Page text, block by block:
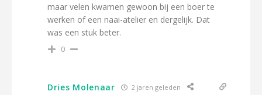
maar velen kwamen gewoon bij een boer te
werken of een naai-atelier en dergelijk. Dat
was een stuk beter.
0
Dries Molenaar 2 jaren geleden